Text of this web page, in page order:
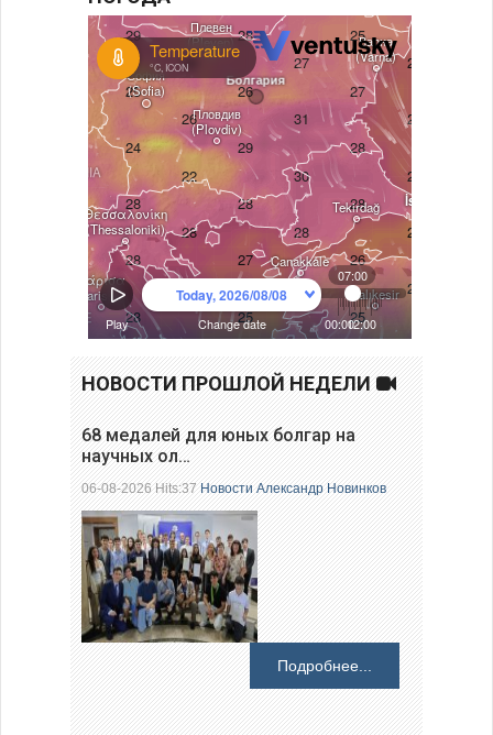
НОВОСТИ ПРОШЛОЙ НЕДЕЛИ
68 медалей для юных болгар на
научных ол…
06-08-2026 Hits:37Новости Александр Новинков
Подробнее...